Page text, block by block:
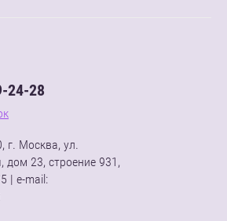
24-28
г. Москва, ул.
дом 23, строение 931,
| e-mail: